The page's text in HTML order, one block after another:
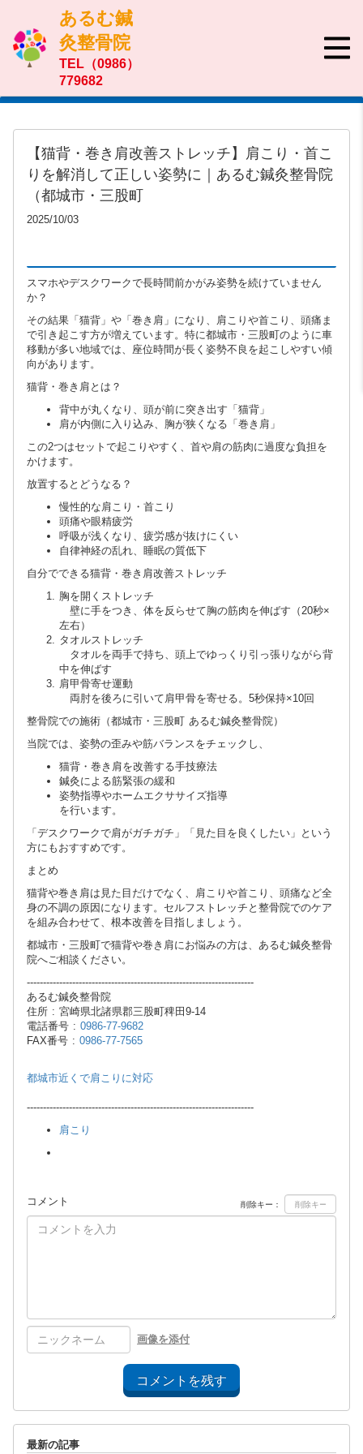
あるむ鍼
灸整骨院
TEL（0986）
779682
【猫背・巻き肩改善ストレッチ】肩こり・首こ
りを解消して正しい姿勢に｜あるむ鍼灸整骨院
（都城市・三股町
2025/10/03
スマホやデスクワークで長時間前かがみ姿勢を続けていません
か？
その結果「猫背」や「巻き肩」になり、肩こりや首こり、頭痛ま
で引き起こす方が増えています。特に都城市・三股町のように車
移動が多い地域では、座位時間が長く姿勢不良を起こしやすい傾
向があります。
猫背・巻き肩とは？
背中が丸くなり、頭が前に突き出す「猫背」
肩が内側に入り込み、胸が狭くなる「巻き肩」
この2つはセットで起こりやすく、首や肩の筋肉に過度な負担を
かけます。
放置するとどうなる？
慢性的な肩こり・首こり
頭痛や眼精疲労
呼吸が浅くなり、疲労感が抜けにくい
自律神経の乱れ、睡眠の質低下
自分でできる猫背・巻き肩改善ストレッチ
胸を開くストレッチ
壁に手をつき、体を反らせて胸の筋肉を伸ばす（20秒×
左右）
タオルストレッチ
タオルを両手で持ち、頭上でゆっくり引っ張りながら背
中を伸ばす
肩甲骨寄せ運動
両肘を後ろに引いて肩甲骨を寄せる。5秒保持×10回
整骨院での施術（都城市・三股町 あるむ鍼灸整骨院）
当院では、姿勢の歪みや筋バランスをチェックし、
猫背・巻き肩を改善する手技療法
鍼灸による筋緊張の緩和
姿勢指導やホームエクササイズ指導
を行います。
「デスクワークで肩がガチガチ」「見た目を良くしたい」という
方にもおすすめです。
まとめ
猫背や巻き肩は見た目だけでなく、肩こりや首こり、頭痛など全
身の不調の原因になります。セルフストレッチと整骨院でのケア
を組み合わせて、根本改善を目指しましょう。
都城市・三股町で猫背や巻き肩にお悩みの方は、あるむ鍼灸整骨
院へご相談ください。
----------------------------------------------------------------------
あるむ鍼灸整骨院
住所 : 宮崎県北諸県郡三股町稗田9-14
電話番号 : 0986-77-9682
FAX番号 : 0986-77-7565
都城市近くで肩こりに対応
----------------------------------------------------------------------
肩こり
コメント 削除キー：
画像を添付
コメントを残す
最新の記事